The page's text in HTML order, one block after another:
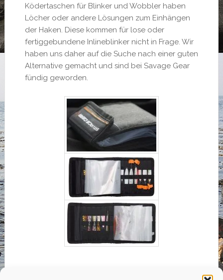
Ködertaschen für Blinker und Wobbler haben
Löcher oder andere Lösungen zum Einhängen
der Haken. Diese kommen für lose oder
fertiggebundene Inlineblinker nicht in Frage. Wir
haben uns daher auf die Suche nach einer guten
Alternative gemacht und sind bei Savage Gear
fündig geworden.